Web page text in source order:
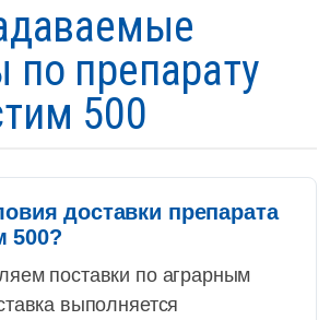
по препарату
500
доставки препарата
500?
поставки по аграрным
выполняется